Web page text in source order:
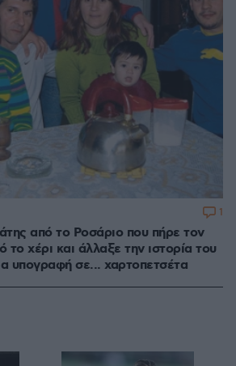
από το Ροσάριο που πήρε τον
το χέρι και άλλαξε την ιστορία του
υπογραφή σε... χαρτοπετσέτα
1